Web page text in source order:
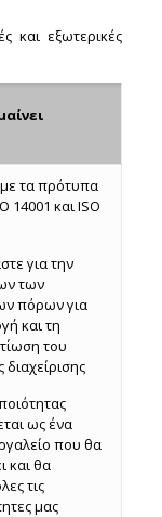
και εξωτερικές
τα πρότυπα
14001 και ISO
για την
των
πόρων για
και τη
του
ως ένα
που θα
και θα
τις
μας